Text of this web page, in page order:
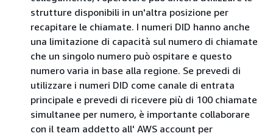
strutture disponibili in un'altra posizione per
recapitare le chiamate. I numeri DID hanno anche
una limitazione di capacità sul numero di chiamate
che un singolo numero può ospitare e questo
numero varia in base alla regione. Se prevedi di
utilizzare i numeri DID come canale di entrata
principale e prevedi di ricevere più di 100 chiamate
simultanee per numero, è importante collaborare
con il team addetto all' AWS account per